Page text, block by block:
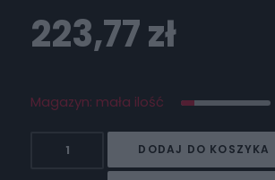
223,77zł
Magazyn: mała ilość
DODAJ DO KOSZYKA